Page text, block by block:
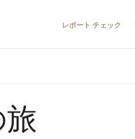
レポート チェック